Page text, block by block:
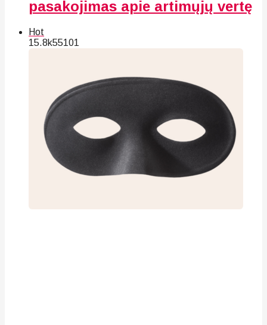
pasakojimas apie artimųjų vertę
Hot
15.8k55101